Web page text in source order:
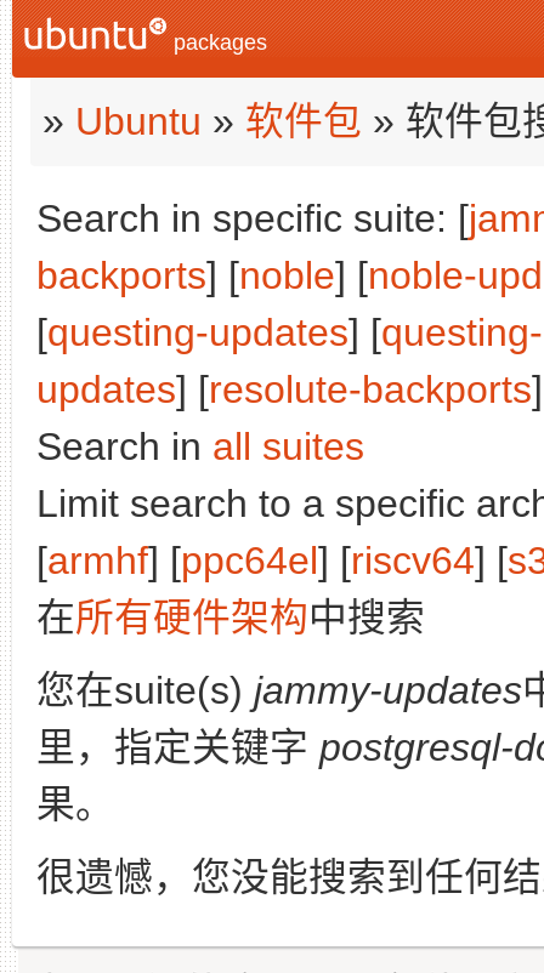
packages
» Ubuntu » 软件包 » 软件包
Search in specific suite: [
backports] [noble] [noble-
[questing-updates] [
updates] [resolute-backports
Search in all suites
Limit search to a specific
[armhf] [ppc64el] [riscv64] [
在所有硬件架构中搜索
您在suite(s) jammy-updates
里，指定关键字 postgresql-
果。
很遗憾，您没能搜索到任何